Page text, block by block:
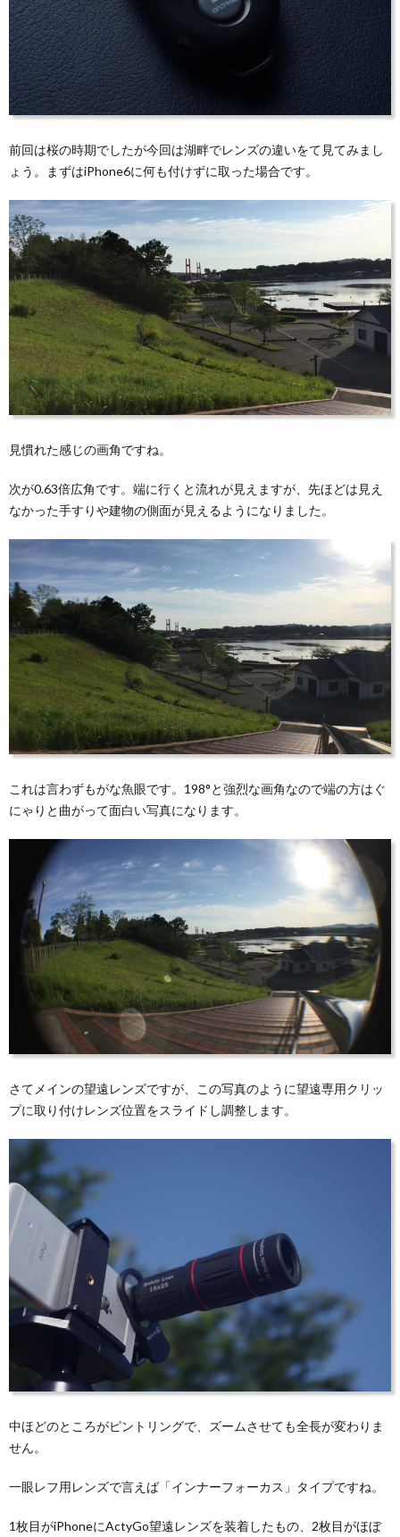
前回は桜の時期でしたが今回は湖畔でレンズの違いをて見てみまし
ょう。まずはiPhone6に何も付けずに取った場合です。
見慣れた感じの画角ですね。
次が0.63倍広角です。端に行くと流れが見えますが、先ほどは見え
なかった手すりや建物の側面が見えるようになりました。
これは言わずもがな魚眼です。198°と強烈な画角なので端の方はぐ
にゃりと曲がって面白い写真になります。
さてメインの望遠レンズですが、この写真のように望遠専用クリッ
プに取り付けレンズ位置をスライドし調整します。
中ほどのところがピントリングで、ズームさせても全長が変わりま
せん。
一眼レフ用レンズで言えば「インナーフォーカス」タイプですね。
1枚目がiPhoneにActyGo望遠レンズを装着したもの、2枚目がほぼ